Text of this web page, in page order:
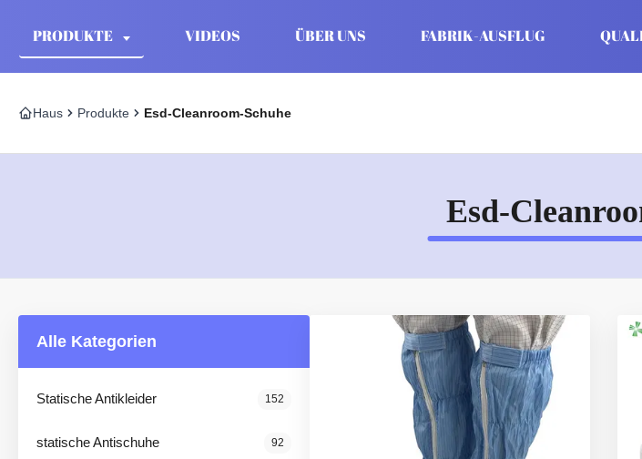
PRODUKTE VIDEOS ÜBER UNS FABRIK-AUSFLUG
Haus Produkte Esd-Cleanroom-Schuhe
Esd-
Alle Kategorien
Statische Antikleider 152
statische Antischuhe 92